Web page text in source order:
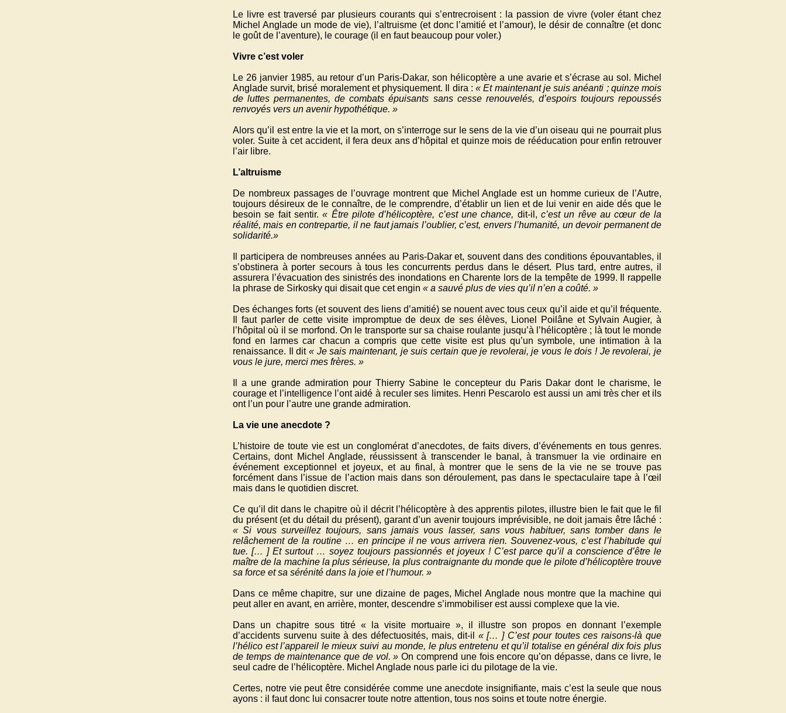
Le livre est traversé par plusieurs courants qui s’entrecroisent : la passion de vivre (voler étant chez
Michel Anglade un mode de vie), l’altruisme (et donc l’amitié et l’amour), le désir de connaître (et donc
le goût de l’aventure), le courage (il en faut beaucoup pour voler.)
Vivre c’est voler
Le 26 janvier 1985, au retour d’un Paris-Dakar, son hélicoptère a une avarie et s’écrase au sol. Michel
Anglade survit, brisé moralement et physiquement. Il dira :« Et maintenant je suis anéanti ; quinze mois
de luttes permanentes, de combats épuisants sans cesse renouvelés, d’espoirs toujours repoussés
renvoyés vers un avenir hypothétique. »
Alors qu’il est entre la vie et la mort, on s’interroge sur le sens de la vie d’un oiseau qui ne pourrait plus
voler. Suite à cet accident, il fera deux ans d’hôpital et quinze mois de rééducation pour enfin retrouver
l’air libre.
L’altruisme
De nombreux passages de l’ouvrage montrent que Michel Anglade est un homme curieux de l’Autre,
toujours désireux de le connaître, de le comprendre, d’établir un lien et de lui venir en aide dés que le
besoin se fait sentir.« Être pilote d’hélicoptère, c’est une chance, dit-il,c’est un rêve au cœur de la
réalité, mais en contrepartie, il ne faut jamais l’oublier, c’est, envers l’humanité, un devoir permanent de
solidarité.»
Il participera de nombreuses années au Paris-Dakar et, souvent dans des conditions épouvantables, il
s’obstinera à porter secours à tous les concurrents perdus dans le désert. Plus tard, entre autres, il
assurera l’évacuation des sinistrés des inondations en Charente lors de la tempête de 1999. Il rappelle
la phrase de Sirkosky qui disait que cet engin « a sauvé plus de vies qu’il n’en a coûté. »
Des échanges forts (et souvent des liens d’amitié) se nouent avec tous ceux qu’il aide et qu’il fréquente.
Il faut parler de cette visite impromptue de deux de ses élèves, Lionel Poilâne et Sylvain Augier, à
l’hôpital où il se morfond. On le transporte sur sa chaise roulante jusqu’à l’hélicoptère ; là tout le monde
fond en larmes car chacun a compris que cette visite est plus qu’un symbole, une intimation à la
renaissance. Il dit « Je sais maintenant, je suis certain que je revolerai, je vous le dois ! Je revolerai, je
vous le jure, merci mes frères. »
Il a une grande admiration pour Thierry Sabine le concepteur du Paris Dakar dont le charisme, le
courage et l’intelligence l’ont aidé à reculer ses limites. Henri Pescarolo est aussi un ami très cher et ils
ont l’un pour l’autre une grande admiration.
La vie une anecdote ?
L’histoire de toute vie est un conglomérat d’anecdotes, de faits divers, d’événements en tous genres.
Certains, dont Michel Anglade, réussissent à transcender le banal, à transmuer la vie ordinaire en
événement exceptionnel et joyeux, et au final, à montrer que le sens de la vie ne se trouve pas
forcément dans l’issue de l’action mais dans son déroulement, pas dans le spectaculaire tape à l’œil
mais dans le quotidien discret.
Ce qu’il dit dans le chapitre où il décrit l’hélicoptère à des apprentis pilotes, illustre bien le fait que le fil
du présent (et du détail du présent), garant d’un avenir toujours imprévisible, ne doit jamais être lâché :
« Si vous surveillez toujours, sans jamais vous lasser, sans vous habituer, sans tomber dans le
relâchement de la routine … en principe il ne vous arrivera rien. Souvenez-vous, c’est l’habitude qui
tue. [… ] Et surtout … soyez toujours passionnés et joyeux ! C’est parce qu’il a conscience d’être le
maître de la machine la plus sérieuse, la plus contraignante du monde que le pilote d’hélicoptère trouve
sa force et sa sérénité dans la joie et l’humour. »
Dans ce même chapitre, sur une dizaine de pages, Michel Anglade nous montre que la machine qui
peut aller en avant, en arrière, monter, descendre s’immobiliser est aussi complexe que la vie.
Dans un chapitre sous titré « la visite mortuaire », il illustre son propos en donnant l’exemple
d’accidents survenu suite à des défectuosités, mais, dit-il « [… ] C’est pour toutes ces raisons-là que
l’hélico est l’appareil le mieux suivi au monde, le plus entretenu et qu’il totalise en général dix fois plus
de temps de maintenance que de vol. » On comprend une fois encore qu’on dépasse, dans ce livre, le
seul cadre de l’hélicoptère. Michel Anglade nous parle ici du pilotage de la vie.
Certes, notre vie peut être considérée comme une anecdote insignifiante, mais c’est la seule que nous
ayons : il faut donc lui consacrer toute notre attention, tous nos soins et toute notre énergie.